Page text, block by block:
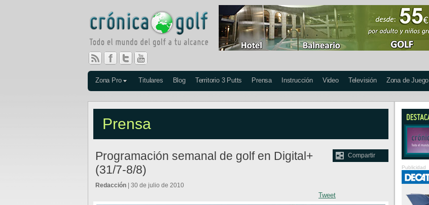
Zona Pro Titulares Blog Territorio 3 Putts Prensa Instrucción Video Televisión Zona de Juego
Prensa
Compartir
Programación semanal de golf en Digital+
(31/7-8/8)
Tweet
Redacción | 30 de julio de 2010
Publicidad